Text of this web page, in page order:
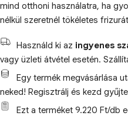
mind otthoni használatra, ha
nélkül szeretnél tökéletes
Használd ki az ingyenes
vagy üzleti átvétel esetén.
Egy termék megvásárlása
neked! Regisztrálj és kezd
Ezt a terméket 9.220 Ft/db